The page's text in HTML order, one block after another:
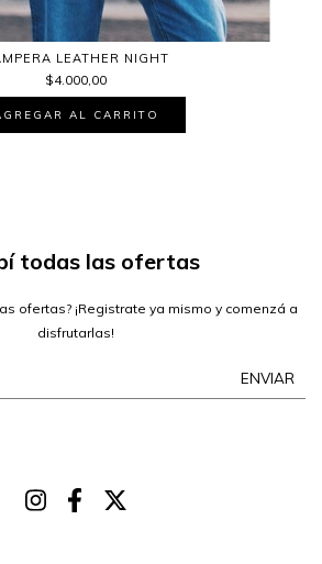
LEATHER NIGHT
$4.000,00
AL CARRITO
todas las ofertas
ofertas? ¡Registrate ya mismo y comenzá a
disfrutarlas!